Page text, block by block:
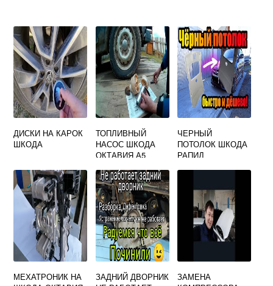
ДИСКИ НА КАРОК
ШКОДА
ТОПЛИВНЫЙ
НАСОС ШКОДА
ОКТАВИЯ А5
ЧЕРНЫЙ
ПОТОЛОК ШКОДА
РАПИД
МЕХАТРОНИК НА
ЗАДНИЙ ДВОРНИК
ЗАМЕНА